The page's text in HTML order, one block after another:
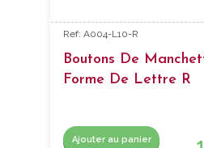
Ref: A004-L10-R
Boutons De
Forme De Lettre R
Ajouter au panier